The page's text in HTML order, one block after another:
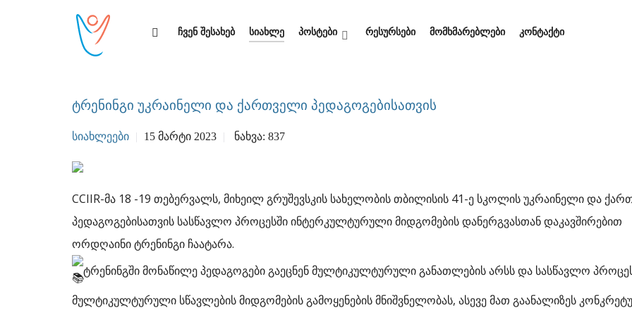
ჩვენ შესახებ სიახლე პოსტები რესურსები მომხმარებლები კონტაქტი
ტრენინგი უკრაინელი და ქართველი პედაგოგებისათვის
ᲡᲘᲐᲮᲚᲔᲔᲑᲘ 15 ᲛᲐᲠᲢᲘ 2023 ᲜᲐᲮᲕᲐ: 837
CCIIR-მა 18 -19 თებერვალს, მიხეილ გრუშევსკის სახელობის თბილისის 41-ე სკოლის უკრაინელი და
პედაგოგებისათვის სასწავლო პროცესში ინტერკულტურული მიდგომების დანერგვასთან დაკავშირებით
ორდღაინი ტრენინგი ჩაატარა.
ტრენინგში მონაწილე პედაგოგები გაეცნენ მულტიკულტურული განათლების არსს და სასწავლო
მულტიკულტურული სწავლების მიდგომების გამოყენების მნიშვნელობას, ასევე მათ გაანალიზეს